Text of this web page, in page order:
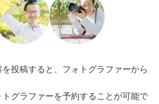
投稿すると、フォトグラファーから
グラファーを予約することが可能で